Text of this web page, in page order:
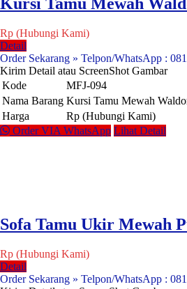
Rp (Hubungi Kami)
Detail
Order Sekarang » Telpon/WhatsApp :
Kirim Detail atau ScreenShot Gambar
Kode
MFJ-094
Nama Barang Kursi Tamu Mewah
Harga
Rp (Hubungi Kami)
Order VIA WhatsApp Lihat Detail
Sofa Tamu Ukir Mewah
Rp (Hubungi Kami)
Detail
Order Sekarang » Telpon/WhatsApp :